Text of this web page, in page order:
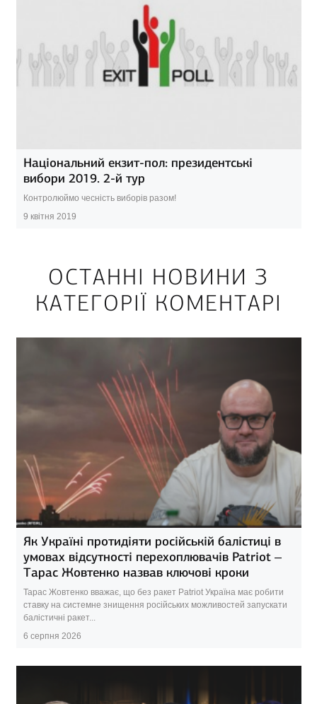
Національний екзит-пол: президентські
вибори 2019. 2-й тур
Контролюймо чесність виборів разом!
9 квітня 2019
ОСТАННІ НОВИНИ З
КАТЕГОРІЇ КОМЕНТАРІ
Як Україні протидіяти російській балістиці в
умовах відсутності перехоплювачів Patriot –
Тарас Жовтенко назвав ключові кроки
Тарас Жовтенко вважає, що без ракет Patriot Україна має робити
ставку на системне знищення російських можливостей запускати
балістичні ракет...
6 серпня 2026